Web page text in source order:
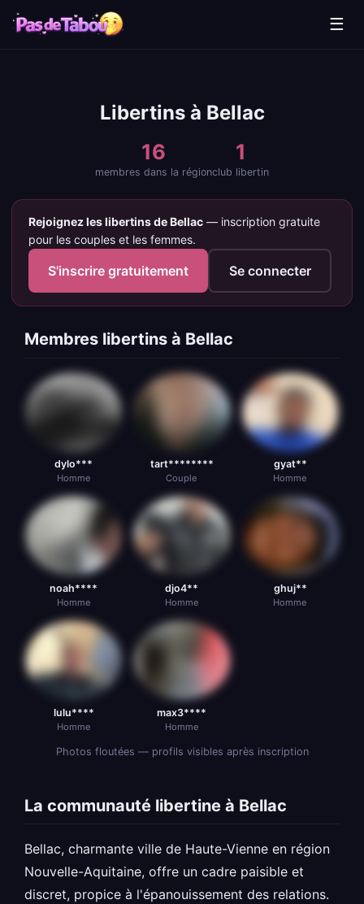
☰
Libertins à Bellac
16
membres dans la région
1
club libertin
Rejoignez les libertins de Bellac — inscription gratuite
pour les couples et les femmes.
S'inscrire gratuitement Se connecter
Membres libertins à Bellac
dylo***
Homme
tart********
Couple
gyat**
Homme
noah****
Homme
djo4**
Homme
ghuj**
Homme
lulu****
Homme
max3****
Homme
Photos floutées — profils visibles après inscription
La communauté libertine à Bellac
Bellac, charmante ville de Haute-Vienne en région
Nouvelle-Aquitaine, offre un cadre paisible et
discret, propice à l'épanouissement des relations.